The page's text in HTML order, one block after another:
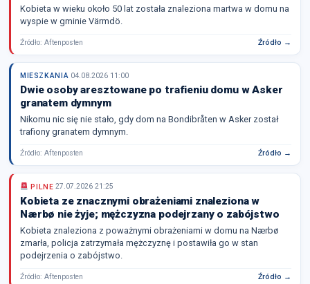
Kobieta w wieku około 50 lat została znaleziona martwa w domu na
wyspie w gminie Värmdö.
Źródło: Aftenposten Źródło →
MIESZKANIA 04.08.2026 11:00
Dwie osoby aresztowane po trafieniu domu w Asker
granatem dymnym
Nikomu nic się nie stało, gdy dom na Bondibråten w Asker został
trafiony granatem dymnym.
Źródło: Aftenposten Źródło →
PILNE 27.07.2026 21:25
Kobieta ze znacznymi obrażeniami znaleziona w
Nærbø nie żyje; mężczyzna podejrzany o zabójstwo
Kobieta znaleziona z poważnymi obrażeniami w domu na Nærbø
zmarła, policja zatrzymała mężczyznę i postawiła go w stan
podejrzenia o zabójstwo.
Źródło: Aftenposten Źródło →